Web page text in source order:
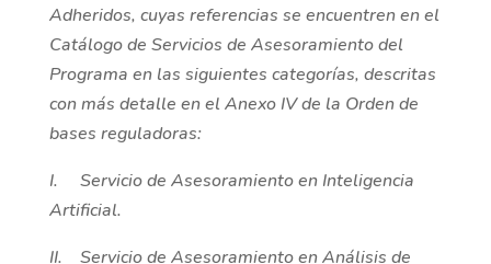
Adheridos, cuyas referencias se encuentren en el
Catálogo de Servicios de Asesoramiento del
Programa en las siguientes categorías, descritas
con más detalle en el Anexo IV de la Orden de
bases reguladoras:
I. Servicio de Asesoramiento en Inteligencia
Artificial.
II. Servicio de Asesoramiento en Análisis de